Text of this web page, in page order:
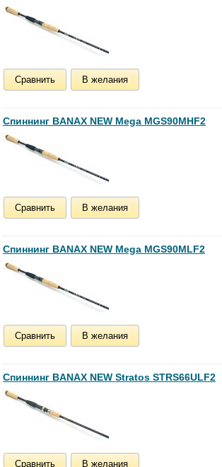
Сравнить В желания
Спиннинг BANAX NEW Mega MGS90MHF2
Сравнить В желания
Спиннинг BANAX NEW Mega MGS90MLF2
Сравнить В желания
Спиннинг BANAX NEW Stratos STRS66ULF2
Сравнить В желания